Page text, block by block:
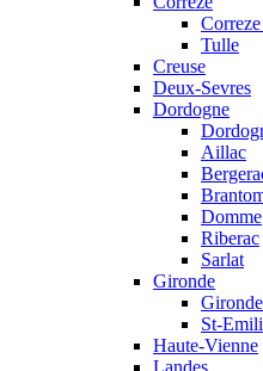
Tulle
Creuse
Deux-Sevres
Dordogne
Aillac
Domme
Riberac
Sarlat
Gironde
St-
Haute-Vienne
Landes